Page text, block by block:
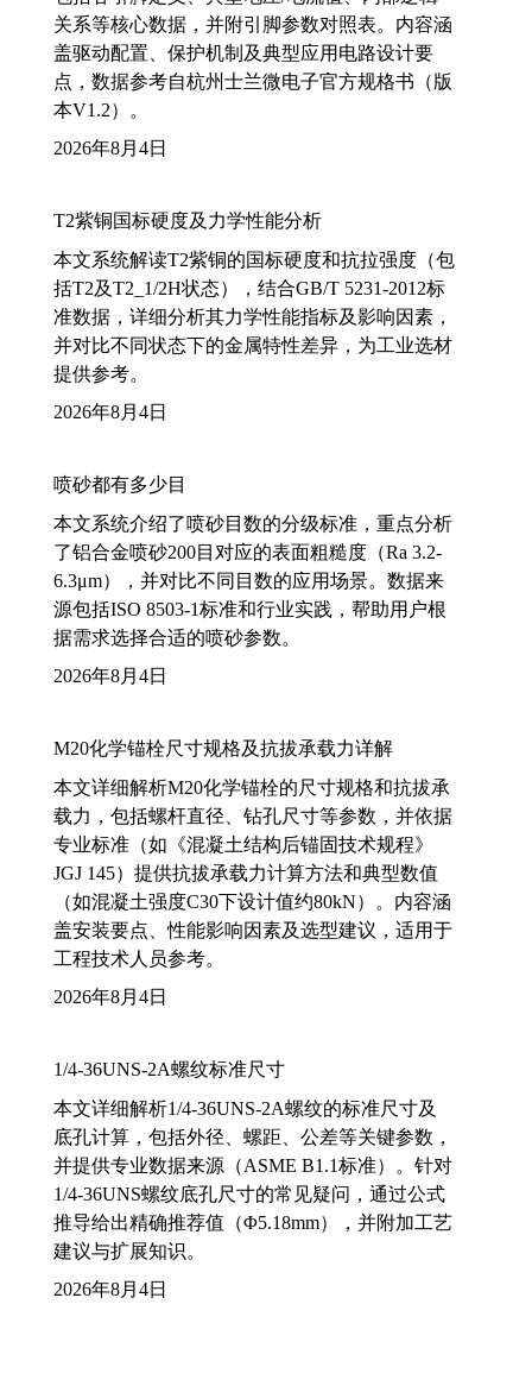
关系等核心数据，并附引脚参数对照表。内容涵
盖驱动配置、保护机制及典型应用电路设计要
点，数据参考自杭州士兰微电子官方规格书（版
本V1.2）。
2026年8月4日
T2紫铜国标硬度及力学性能分析
本文系统解读T2紫铜的国标硬度和抗拉强度（包
括T2及T2_1/2H状态），结合GB/T 5231-2012标
准数据，详细分析其力学性能指标及影响因素，
并对比不同状态下的金属特性差异，为工业选材
提供参考。
2026年8月4日
喷砂都有多少目
本文系统介绍了喷砂目数的分级标准，重点分析
了铝合金喷砂200目对应的表面粗糙度（Ra 3.2-
6.3μm），并对比不同目数的应用场景。数据来
源包括ISO 8503-1标准和行业实践，帮助用户根
据需求选择合适的喷砂参数。
2026年8月4日
M20化学锚栓尺寸规格及抗拔承载力详解
本文详细解析M20化学锚栓的尺寸规格和抗拔承
载力，包括螺杆直径、钻孔尺寸等参数，并依据
专业标准（如《混凝土结构后锚固技术规程》
JGJ 145）提供抗拔承载力计算方法和典型数值
（如混凝土强度C30下设计值约80kN）。内容涵
盖安装要点、性能影响因素及选型建议，适用于
工程技术人员参考。
2026年8月4日
1/4-36UNS-2A螺纹标准尺寸
本文详细解析1/4-36UNS-2A螺纹的标准尺寸及
底孔计算，包括外径、螺距、公差等关键参数，
并提供专业数据来源（ASME B1.1标准）。针对
1/4-36UNS螺纹底孔尺寸的常见疑问，通过公式
推导给出精确推荐值（Φ5.18mm），并附加工艺
建议与扩展知识。
2026年8月4日